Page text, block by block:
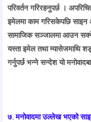
परिवर्तन गरिरहनुपर्छ ।
इमेलमा काम गरिसकेपछि
सामाजिक सञ्जालमा आउन सक्ने
यस्ता इमेल तथा म्यासेजमाथि
गर्नुपर्छ भन्ने सन्देश यो
७. मनोवादमा उल्लेख भएको